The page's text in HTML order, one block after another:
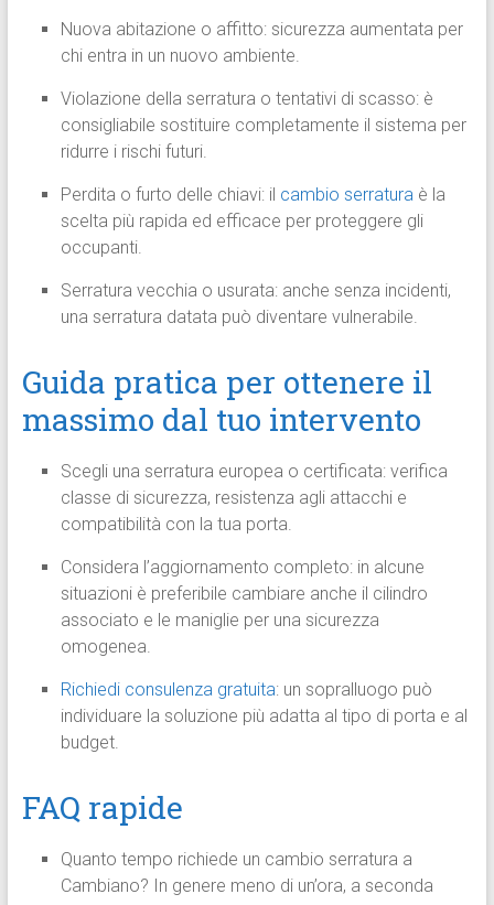
Nuova abitazione o affitto: sicurezza aumentata per
chi entra in un nuovo ambiente.
Violazione della serratura o tentativi di scasso: è
consigliabile sostituire completamente il sistema per
ridurre i rischi futuri.
Perdita o furto delle chiavi: il cambio serraturaè la
scelta più rapida ed efficace per proteggere gli
occupanti.
Serratura vecchia o usurata: anche senza incidenti,
una serratura datata può diventare vulnerabile.
Guida pratica per ottenere il
massimo dal tuo intervento
Scegli una serratura europea o certificata: verifica
classe di sicurezza, resistenza agli attacchi e
compatibilità con la tua porta.
Considera l’aggiornamento completo: in alcune
situazioni è preferibile cambiare anche il cilindro
associato e le maniglie per una sicurezza
omogenea.
Richiedi consulenza gratuita: un sopralluogo può
individuare la soluzione più adatta al tipo di porta e al
budget.
FAQ rapide
Quanto tempo richiede un cambio serratura a
Cambiano? In genere meno di un’ora, a seconda